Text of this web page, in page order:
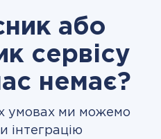
або
сервісу
немає?
умовах ми можемо
інтеграцію